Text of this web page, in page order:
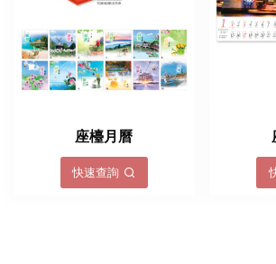
座檯月曆
快速查詢